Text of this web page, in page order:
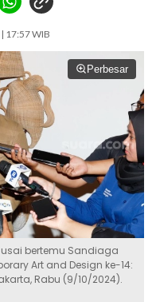
17:57 WIB
Perbesar
bertemu Sandiaga
Art and Design ke-14:
Rabu (9/10/2024).